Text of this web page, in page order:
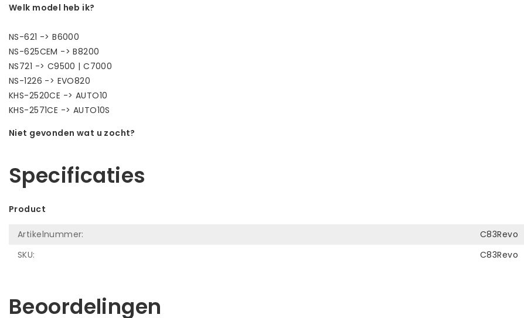
Welk model heb ik?
NS-621 -> B6000
NS-625CEM -> B8200
NS721 -> C9500 | C7000
NS-1226 -> EVO820
KHS-2520CE -> AUTO10
KHS-2571CE -> AUTO10S
Niet gevonden wat u zocht?
Specificaties
Product
Artikelnummer:
C83Revo
SKU:
C83Revo
Beoordelingen